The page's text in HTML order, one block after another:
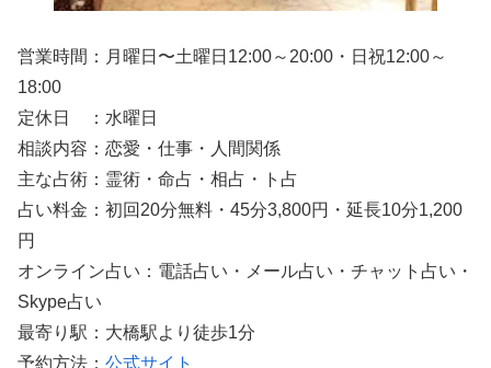
営業時間：月曜日〜土曜日12:00～20:00・日祝12:00～
18:00
定休日 ：水曜日
相談内容：恋愛・仕事・人間関係
主な占術：霊術・命占・相占・ト占
占い料金：初回20分無料・45分3,800円・延長10分1,200
円
オンライン占い：電話占い・メール占い・チャット占い・
Skype占い
最寄り駅：大橋駅より徒歩1分
予約方法： 公式サイト